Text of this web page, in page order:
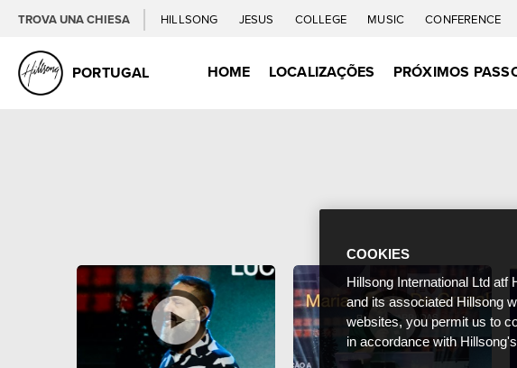
TROVA UNA CHIESA HILLSONG JESUS COLLEGE MUSIC CONFERENCE
PORTUGAL HOME LOCALIZAÇÕES PRÓXIMOS
COOKIES
Hillsong International Ltd atf
and its associated Hillsong
websites, you permit us to
in accordance with